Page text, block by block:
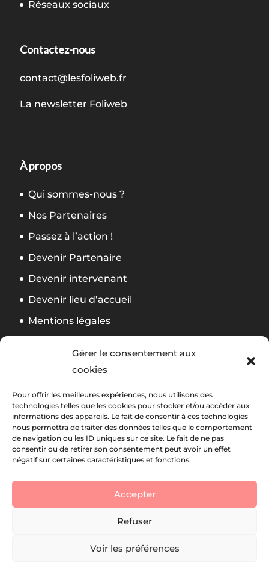
Gérer le consentement aux
cookies
Pour offrir les meilleures expériences, nous utilisons des
technologies telles que les cookies pour stocker et/ou accéder aux
informations des appareils. Le fait de consentir à ces technologies
nous permettra de traiter des données telles que le comportement
de navigation ou les ID uniques sur ce site. Le fait de ne pas
consentir ou de retirer son consentement peut avoir un effet
négatif sur certaines caractéristiques et fonctions.
Accepter
Refuser
Voir les préférences
Réseaux sociaux
Contactez-nous
contact@lesfoliweb.fr
La newsletter Foliweb
À propos
Qui sommes-nous ?
Nos Partenaires
Passez à l’action !
Devenir Partenaire
Devenir intervenant
Devenir lieu d’accueil
Mentions légales
CGV Formation
Suivez notre actuLa newsletter Foliweb